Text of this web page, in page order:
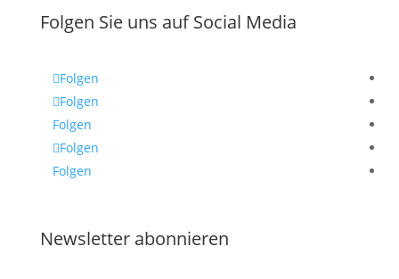
Folgen Sie uns auf Social Media
Folgen
Folgen
Folgen
Folgen
Folgen
Newsletter abonnieren